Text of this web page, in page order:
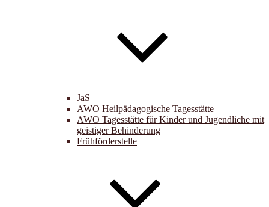
JaS
AWO Heilpädagogische Tagesstätte
AWO Tagesstätte für Kinder und Jugendliche mit
geistiger Behinderung
Frühförderstelle